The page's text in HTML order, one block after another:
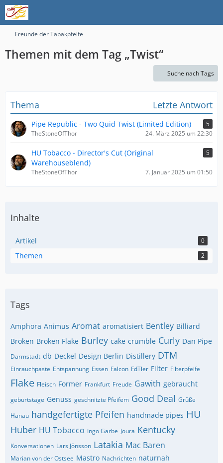
Freunde der Tabakpfeife
Themen mit dem Tag „Twist“
Suche nach Tags
Thema Letzte Antwort
Pipe Republic - Two Quid Twist (Limited Edition)
5
TheStoneOfThor
24. März 2025 um 22:30
HU Tobacco - Director's Cut (Original
Warehouseblend)
5
TheStoneOfThor 7. Januar 2025 um 01:50
Inhalte
Artikel 0
Themen 2
Tags
Amphora Animus Aromat aromatisiert Bentley Billiard
Broken Broken Flake Burley cake crumble Curly Dan Pipe
Darmstadt db Deckel Design Berlin Distillery DTM
Einrauchpaste Entspannung Essen Falcon FdTler Filter Filterpfeife
Flake Fleisch Former Frankfurt Freude Gawith gebraucht
geburtstage Genuss geschnitzte Pfeifem Good Deal Grüße
Hanau handgefertigte Pfeifen handmade pipes HU
Huber HU Tobacco Ingo Garbe Joura Kentucky
Konversationen Lars Jönsson Latakia Mac Baren
Marian von der Ostsee Mastro Nachrichten naturnah